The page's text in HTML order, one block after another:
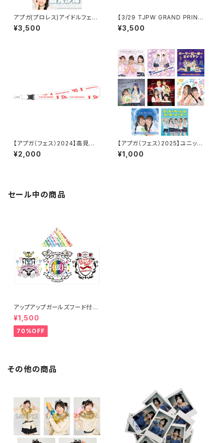
アプガ(プロレス)アイドルフェイ
スタオル2026ver.
¥3,500
【3/29 TJPW GRAND PRINC
ESS '26】 未詩ロゴチャップ
¥3,500
【アプガ（フェス）2024】高見汐
珠ネームネックストラップ
¥2,000
【アプガ（フェス）2025】ユニット
ジャケ写風ポートレート
¥1,000
セール中の商品
アップアップガールズフード付き
タオル
¥1,500
70%OFF
その他の商品